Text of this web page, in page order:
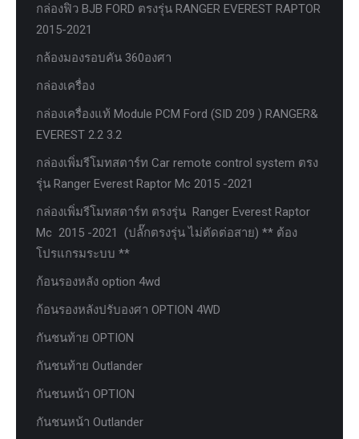
กล่องฟิว BJB FORD ตรงรุ่น RANGER EVEREST RAPTOR
2015-2021
กล้องมองรอบคัน 360องศา
กล่องเครื่อง
กล่องเครื่องแท้ Module PCM Ford (SID 209 ) RANGER&
EVEREST 2.2 3.2
กล่องเพิ่มรีโมทสตาร์ท Car remote control system ตรง
รุ่น Ranger Everest Raptor Mc 2015 -2021
กล่องเพิ่มรีโมทสตาร์ท ตรงรุ่น Ranger Everest Raptor
Mc 2015 -2021 (ปลั๊กตรงรุ่น ไม่ตัดต่อสาย) ** ต้อง
โปรแกรมระบบ **
ก้อนรองหลัง option 4wd
ก้อนรองหลังปรับองศา OPTION 4WD
กันชนท้าย OPTION
กันชนท้าย Outlander
กันชนหน้า OPTION
กันชนหน้า Outlander